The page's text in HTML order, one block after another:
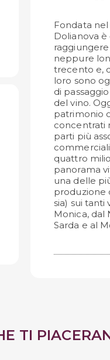
Fondata
Dolianova
neppure
trecento e,
loro sono
di
del vino.
patrimonio
concentrati
parti più
quattro
panorama
una delle
produzione
sia) sui tanti
Monica, dal
Sarda e al
TI